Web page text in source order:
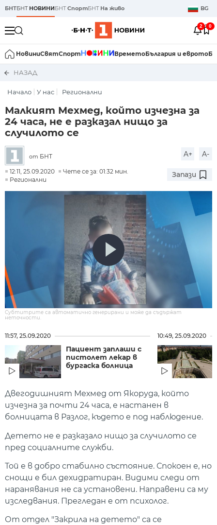
БНТБНТ НОВИНИБНТСпортБНТ На живо BG
2 0
НовиниСвятСпорт ВреметоБългария и еврото
НАЗАД
Начало У нас Регионални
Малкият Мехмед, който изчезна за
24 часа, не е разказал нищо за
случилото се
от БНТ A+ A-
12:11, 25.09.2020
Чете се за: 01:32 мин.
Регионални
Запази
Субтитрите са автоматично генерирани и може да съдържат
неточности.
11:57, 25.09.2020
Пациент заплаши с
пистолет лекар в
бургаска болница
10:49, 25.09.2020
Двегодишният Мехмед от Якоруда, който
изчезна за почти 24 часа, е настанен в
болницата в Разлог, където е под наблюдение.
Детето не е разказало нищо за случилото се
пред социалните служби.
Той е в добро стабилно състояние. Спокоен е, но
снощи е бил дехидратиран. Видими следи от
наранявания не са установени. Направени са му
изследвания. Прегледан е от психолог.
От отдел "Закрила на детето" са се